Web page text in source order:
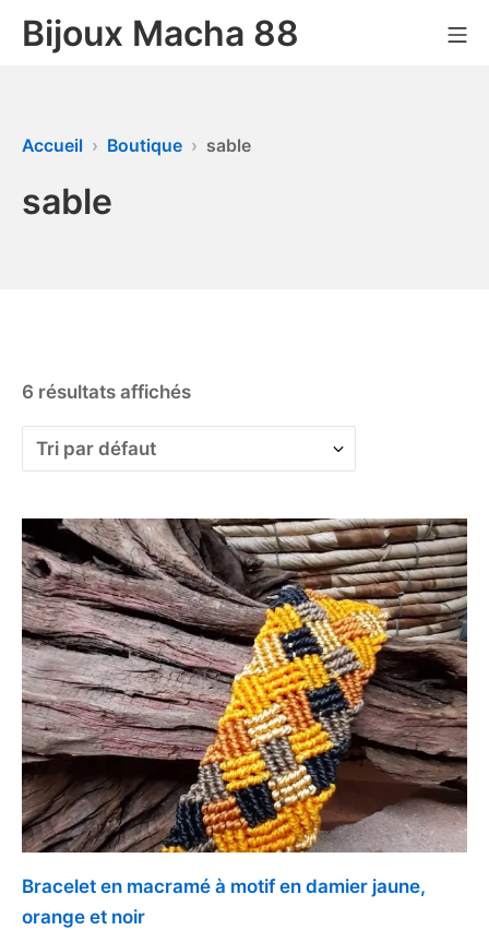
Bijoux Macha 88
Accueil Boutique sable
sable
6 résultats affichés
Bracelet en macramé à motif en damier jaune,
orange et noir